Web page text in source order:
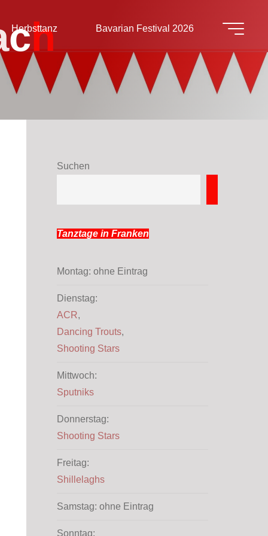
Herbsttanz Bavarian Festival 2026
ch
Suchen
Tanztage in Franken
Montag: ohne Eintrag
Dienstag:
ACR,
Dancing Trouts,
Shooting Stars
Mittwoch:
Sputniks
Donnerstag:
Shooting Stars
Freitag:
Shillelaghs
Samstag: ohne Eintrag
Sonntag: